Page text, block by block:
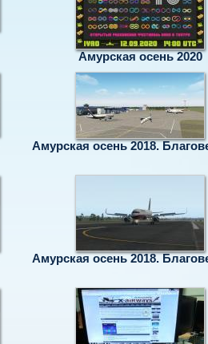
Амурская осень 2020
Амурская осень 2018.
Амурская осень 2018.